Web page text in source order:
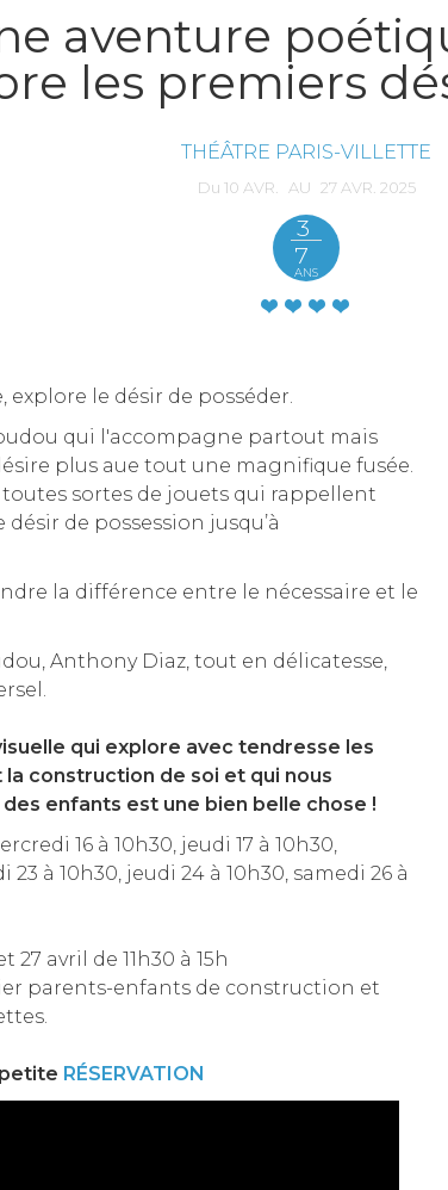
aventure
les premiers
THÉÂTRE PARIS-VILLETTE
Du 10 AVR. AU 27AVR. 2025
3
7
ANS
explore le désir de posséder.
qui l'accompagne partout mais
plus aue tout une magnifique fusée.
sortes de jouets qui rappellent
de possession jusqu’à
la différence entre le nécessaire et le
Anthony Diaz, tout en délicatesse,
qui explore avec tendresse les
construction de soi et qui nous
des enfants est une bien belle chose !
16 à 10h30, jeudi 17 à 10h30,
à 10h30, jeudi 24 à 10h30, samedi 26 à
27 avril de 11h30 à 15h
parents-enfants de construction et
RÉSERVATION